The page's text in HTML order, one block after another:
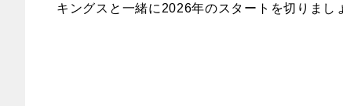
キングスと一緒に2026年のスタートを切りまし